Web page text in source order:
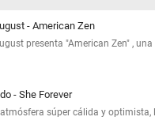
- American Zen
presenta "American Zen" ,
- She Forever
súper cálida y optimista,